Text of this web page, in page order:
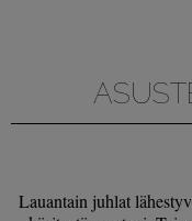
Lauantain juhlat